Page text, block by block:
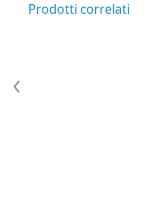
Prodotti correlati